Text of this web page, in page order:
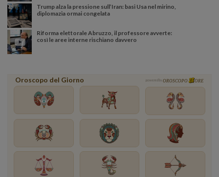
Trump alza la pressione sull’Iran: basi Usa nel mirino,
diplomazia ormai congelata
Riforma elettorale Abruzzo, il professore avverte:
così le aree interne rischiano davvero
Oroscopo del Giorno powered by OROSCOPO ORE